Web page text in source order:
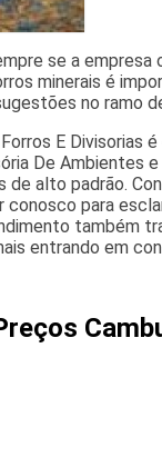
se a
minerais é
no ramo
E Divisorias
De Ambientes
alto padrão.
para
também
entrando em